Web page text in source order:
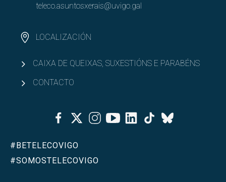
teleco.asuntosxerais@uvigo.gal
LOCALIZACIÓN
CAIXA DE QUEIXAS, SUXESTIÓNS E PARABÉNS
CONTACTO
FacebookTwitterInstagramYoutubeLinkedinTiktok
Bluesky
#BETELECOVIGO
#SOMOSTELECOVIGO